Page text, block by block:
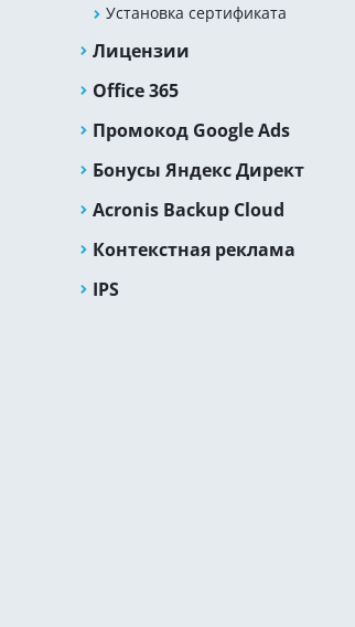
Установка сертификата
Лицензии
Office 365
Промокод Google Ads
Бонусы Яндекс Директ
Acronis Backup Cloud
Контекстная реклама
IPS